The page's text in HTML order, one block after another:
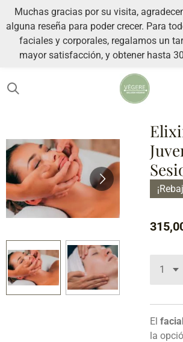
al
contenido
principal
Muchas gracias por su visita,
alguna reseña para poder crecer. Para
faciales y corporales, regalamos un
mayor satisfacción, y obtener hasta
El
la